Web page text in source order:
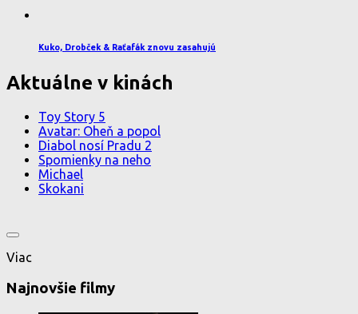
Kuko, Drobček & Raťafák znovu zasahujú
Aktuálne v kinách
Toy Story 5
Avatar: Oheň a popol
Diabol nosí Pradu 2
Spomienky na neho
Michael
Skokani
Viac
Najnovšie filmy